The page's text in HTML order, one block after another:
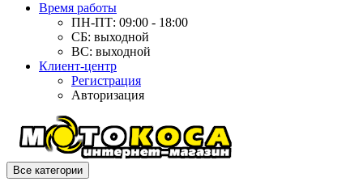
Время работы
ПН-ПТ: 09:00 - 18:00
СБ: выходной
ВС: выходной
Клиент-центр
Регистрация
Авторизация
Все категории